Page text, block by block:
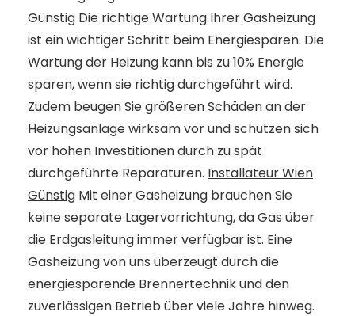
Günstig Die richtige Wartung Ihrer Gasheizung
ist ein wichtiger Schritt beim Energiesparen. Die
Wartung der Heizung kann bis zu 10% Energie
sparen, wenn sie richtig durchgeführt wird.
Zudem beugen Sie größeren Schäden an der
Heizungsanlage wirksam vor und schützen sich
vor hohen Investitionen durch zu spät
durchgeführte Reparaturen. Installateur Wien
Günstig Mit einer Gasheizung brauchen Sie
keine separate Lagervorrichtung, da Gas über
die Erdgasleitung immer verfügbar ist. Eine
Gasheizung von uns überzeugt durch die
energiesparende Brennertechnik und den
zuverlässigen Betrieb über viele Jahre hinweg.